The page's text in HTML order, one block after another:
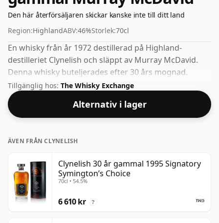
Den här återförsäljaren skickar kanske inte till ditt land
Region:HighlandABV:46%Storlek:70cl
En whisky från år 1972 destillerad på Highland-
destilleriet Clynelish och släppt av Murray McDavid.
Denna whisky buteljerades efter 30 års mognad.
Buteljerat med den allt populärare styrkan på 46%,
vilket är ett respektabelt drickande ABV.
Tillgänglig hos: The Whisky Exchange
Alternativ i lager
ÄVEN FRÅN CLYNELISH
Clynelish 30 år gammal 1995 Signatory
Symington’s Choice
70cl • 54.5%
6 610 kr ?